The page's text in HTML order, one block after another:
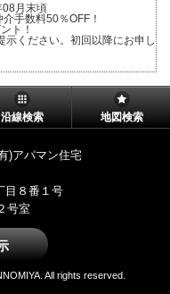
月末頃
手数料50％OFF！
ト！
ください。初回以降にお申し
沿線検索 地図検索
)アパマン住宅
目８番１号
号室
All rights reserved.